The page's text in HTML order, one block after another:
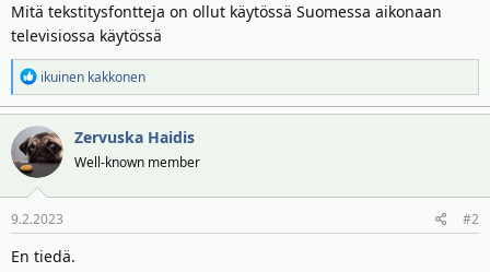
t
j
u
n
a
l
o
i
t
t
a
j
ä
i
v
ä
m
ä
r
ä
Mitä tekstitysfontteja on ollut käytössä Suomessa aikonaan
televisiossa käytössä
R
e
a
k
t
i
o
t
ikuinen kakkonen
Zervuska Haidis
Well-known member
9.2.2023 #2
En tiedä.